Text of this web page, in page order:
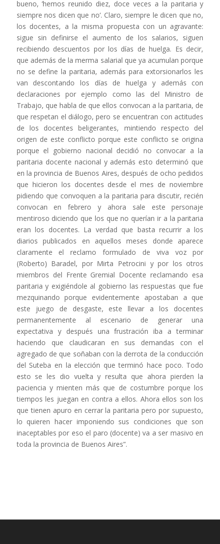
bueno, ’hemos reunido diez, doce veces a la paritaria y
siempre nos dicen que no’. Claro, siempre le dicen que no,
los docentes, a la misma propuesta con un agravante:
sigue sin definirse el aumento de los salarios, siguen
recibiendo descuentos por los días de huelga. Es decir,
que además de la merma salarial que ya acumulan porque
no se define la paritaria, además para extorsionarlos les
van descontando los días de huelga y además con
declaraciones por ejemplo como las del Ministro de
Trabajo, que habla de que ellos convocan a la paritaria, de
que respetan el diálogo, pero se encuentran con actitudes
de los docentes beligerantes, mintiendo respecto del
origen de este conflicto porque este conflicto se origina
porque el gobierno nacional decidió no convocar a la
paritaria docente nacional y además esto determinó que
en la provincia de Buenos Aires, después de ocho pedidos
que hicieron los docentes desde el mes de noviembre
pidiendo que convoquen a la paritaria para discutir, recién
convocan en febrero y ahora sale este personaje
mentiroso diciendo que los que no querían ir a la paritaria
eran los docentes. La verdad que basta recurrir a los
diarios publicados en aquellos meses donde aparece
claramente el reclamo formulado de viva voz por
(Roberto) Baradel, por Mirta Petrocini y por los otros
miembros del Frente Gremial Docente reclamando esa
paritaria y exigiéndole al gobierno las respuestas que fue
mezquinando porque evidentemente apostaban a que
este juego de desgaste, este llevar a los docentes
permanentemente al escenario de generar una
expectativa y después una frustración iba a terminar
haciendo que claudicaran en sus demandas con el
agregado de que soñaban con la derrota de la conducción
del Suteba en la elección que terminó hace poco. Todo
esto se les dio vuelta y resulta que ahora pierden la
paciencia y mienten más que de costumbre porque los
tiempos les juegan en contra a ellos. Ahora ellos son los
que tienen apuro en cerrar la paritaria pero por supuesto,
lo quieren hacer imponiendo sus condiciones que son
inaceptables por eso el paro (docente) va a ser masivo en
toda la provincia de Buenos Aires”.